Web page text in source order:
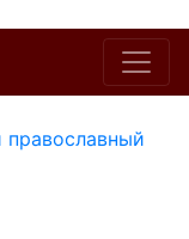
православный